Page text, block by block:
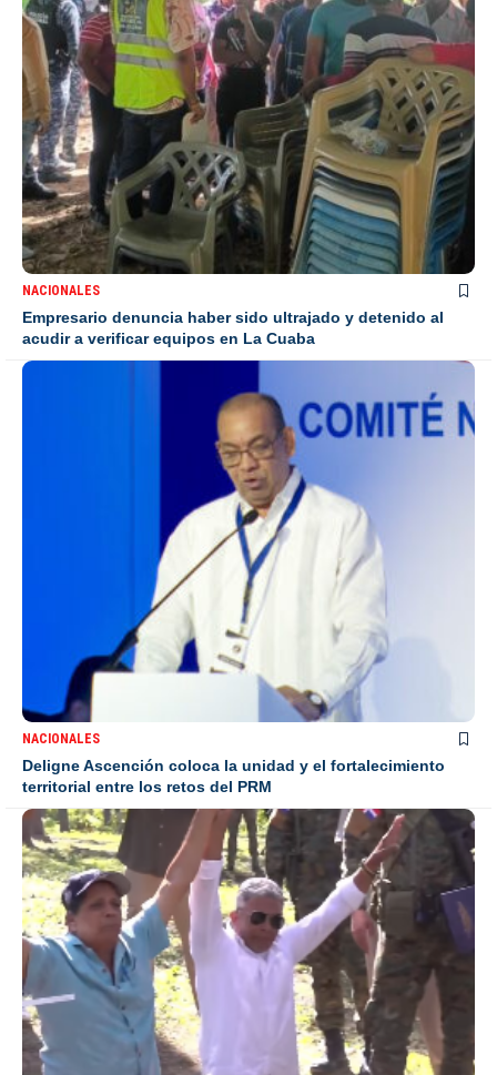
NACIONALES
Empresario denuncia haber sido ultrajado y detenido al
acudir a verificar equipos en La Cuaba
NACIONALES
Deligne Ascención coloca la unidad y el fortalecimiento
territorial entre los retos del PRM